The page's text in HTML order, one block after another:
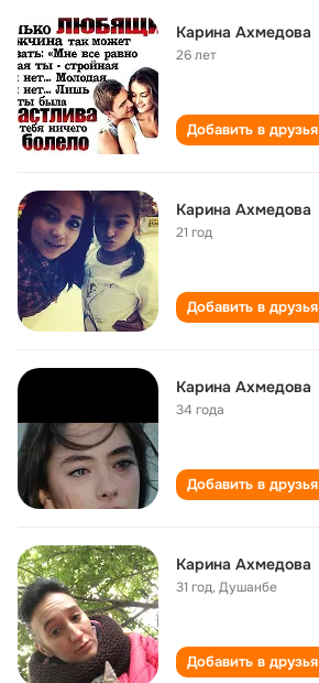
Карина Ахмедова
26 лет
Добавить в друзья
Карина Ахмедова
21 год
Добавить в друзья
Карина Ахмедова
34 года
Добавить в друзья
Карина Ахмедова
31 год,Душанбе
Добавить в друзья